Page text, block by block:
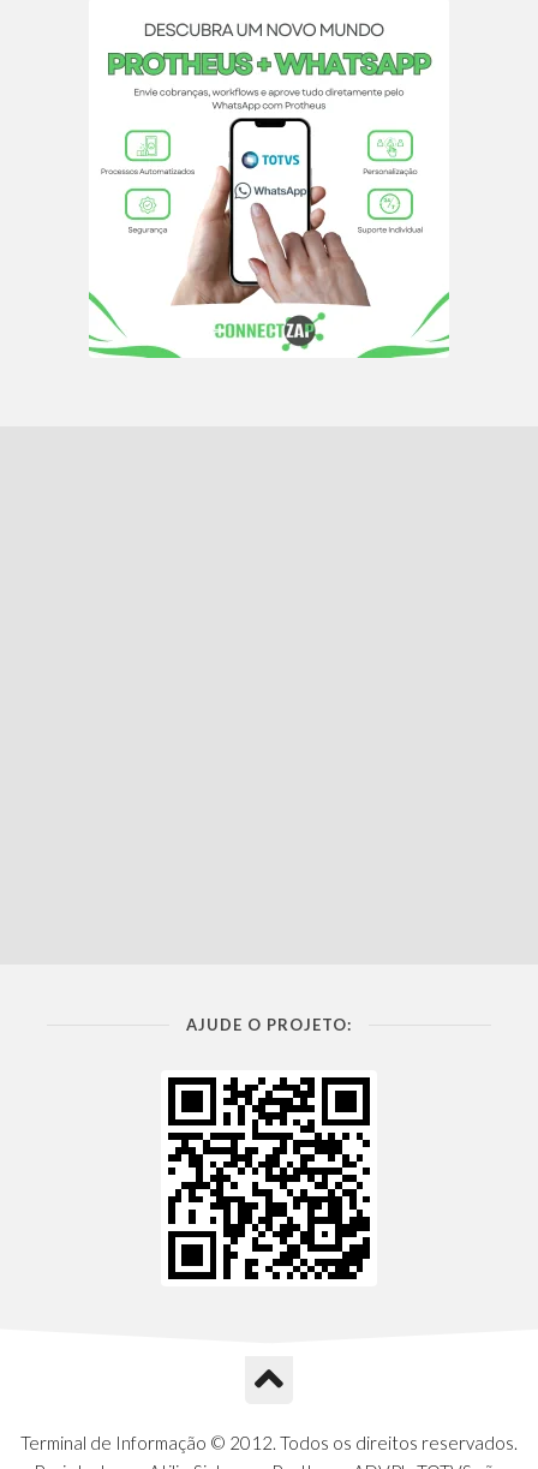
AJUDE O PROJETO:
Terminal de Informação © 2012. Todos os direitos reservados.